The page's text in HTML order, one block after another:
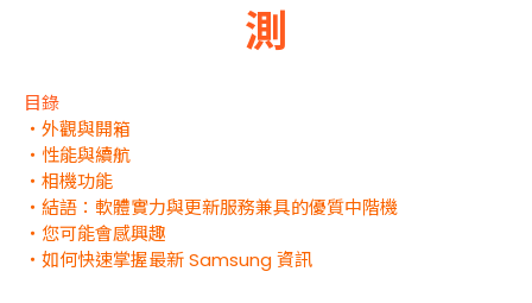
測
目錄
・外觀與開箱
・性能與續航
・相機功能
・結語：軟體實力與更新服務兼具的優質中階機
・您可能會感興趣
・如何快速掌握最新 Samsung 資訊